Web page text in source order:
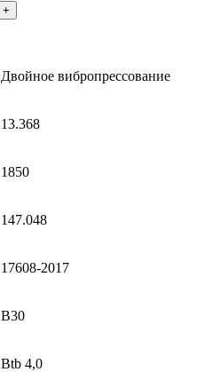
Двойное вибропрессование
13.368
1850
147.048
17608-2017
B30
Btb 4,0